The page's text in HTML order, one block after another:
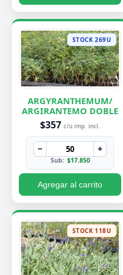
STOCK 269U
ARGYRANTHEMUM/
ARGIRANTEMO DOBLE
$357 c/u imp. incl.
− +
Sub: $17.850
Agregar al carrito
STOCK 118U